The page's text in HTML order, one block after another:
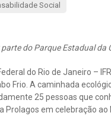
Social
do Parque Estadual da
do Rio de Janeiro –
Frio. A caminhada
25 pessoas que
em celebração ao